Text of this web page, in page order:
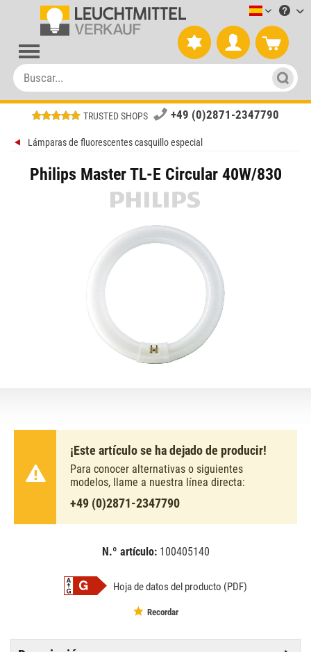
TRUSTED SHOPS +49 (0)2871-2347790
Lámparas de fluorescentes casquillo especial
Philips Master TL-E Circular 40W/830
¡Este artículo se ha dejado de producir!
Para conocer alternativas o siguientes
modelos, llame a nuestra línea directa:
+49 (0)2871-2347790
N.º artículo: 100405140
Hoja de datos del producto (PDF)
Recordar